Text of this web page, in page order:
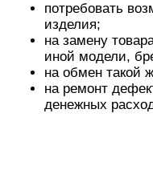
потребовать
изделия;
на замену
иной модели,
на обмен такой
на ремонт
денежных